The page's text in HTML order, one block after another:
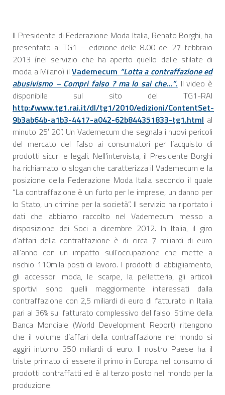
Il Presidente di Federazione Moda Italia, Renato Borghi, ha
presentato al TG1 – edizione delle 8.00 del 27 febbraio
2013 (nel servizio che ha aperto quello delle sfilate di
moda a Milano) il Vademecum “Lotta a contraffazione ed
abusivismo – Compri falso ? ma lo sai che…”. Il video è
disponibile sul sito del TG1-RAI
http://www.tg1.rai.it/dl/tg1/2010/edizioni/ContentSet-
9b3ab64b-a1b3-4417-a042-62b844351833-tg1.html al
minuto 25′ 20”. Un Vademecum che segnala i nuovi pericoli
del mercato del falso ai consumatori per l’acquisto di
prodotti sicuri e legali. Nell’intervista, il Presidente Borghi
ha richiamato lo slogan che caratterizza il Vademecum e la
posizione della Federazione Moda Italia secondo il quale
“La contraffazione è un furto per le imprese, un danno per
lo Stato, un crimine per la società”. Il servizio ha riportato i
dati che abbiamo raccolto nel Vademecum messo a
disposizione dei Soci a dicembre 2012. In Italia, il giro
d’affari della contraffazione è di circa 7 miliardi di euro
all’anno con un impatto sull’occupazione che mette a
rischio 110mila posti di lavoro. I prodotti di abbigliamento,
gli accessori moda, le scarpe, la pelletteria, gli articoli
sportivi sono quelli maggiormente interessati dalla
contraffazione con 2,5 miliardi di euro di fatturato in Italia
pari al 36% sul fatturato complessivo del falso. Stime della
Banca Mondiale (World Development Report) ritengono
che il volume d’affari della contraffazione nel mondo si
aggiri intorno 350 miliardi di euro. Il nostro Paese ha il
triste primato di essere il primo in Europa nel consumo di
prodotti contraffatti ed è al terzo posto nel mondo per la
produzione.